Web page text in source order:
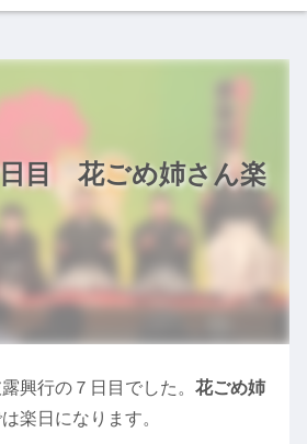
目 花ごめ姉さん楽
興行の７日目でした。 花ごめ姉
楽日になります。